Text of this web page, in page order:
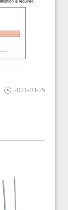
2021-03-25